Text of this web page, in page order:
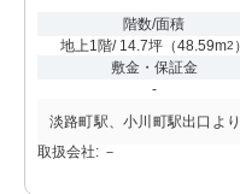
階数/面積
地上1階/ 14.7坪（48.59m2 ）
敷金・保証金
-
淡路町駅、小川町駅出口よ
取扱会社: －